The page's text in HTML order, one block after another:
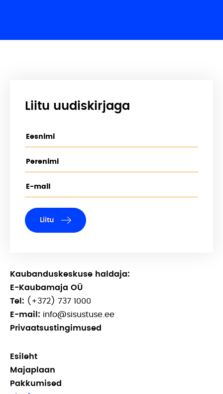
Liitu uudiskirjaga
Liitu
Kaubanduskeskuse haldaja:
E-Kaubamaja OÜ
Tel: (+372) 737 1000
E-mail: info@sisustuse.ee
Privaatsustingimused
Esileht
Majaplaan
Pakkumised